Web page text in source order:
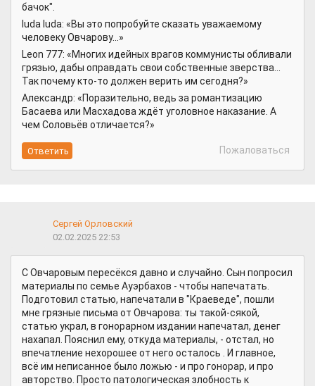
бачок".
luda luda: «Вы это попробуйте сказать уважаемому
человеку Овчарову...»
Leon 777: «Многих идейных врагов коммунисты обливали
грязью, дабы оправдать свои собственные зверства...
Так почему кто-то должен верить им сегодня?»
Александр: «Поразительно, ведь за романтизацию
Басаева или Масхадова ждёт уголовное наказание. А
чем Соловьёв отличается?»
Пожаловаться
Сергей Орловский
02.02.2025 22:53
С Овчаровым пересёкся давно и случайно. Сын попросил
материалы по семье Ауэрбахов - чтобы напечатать.
Подготовил статью, напечатали в "Краеведе", пошли
мне грязные письма от Овчарова: ты такой-сякой,
статью украл, в гонорарном издании напечатал, денег
нахапал. Пояснил ему, откуда материалы, - отстал, но
впечатление нехорошее от него осталось . И главное,
всё им неписанное было ложью - и про гонорар, и про
авторство. Просто патологическая злобность к